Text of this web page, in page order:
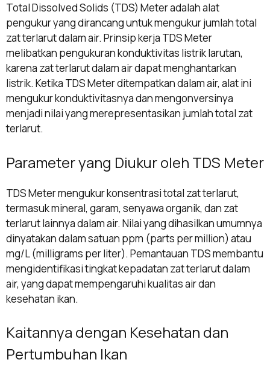
Total Dissolved Solids (TDS) Meter adalah alat
pengukur yang dirancang untuk mengukur jumlah total
zat terlarut dalam air. Prinsip kerja TDS Meter
melibatkan pengukuran konduktivitas listrik larutan,
karena zat terlarut dalam air dapat menghantarkan
listrik. Ketika TDS Meter ditempatkan dalam air, alat ini
mengukur konduktivitasnya dan mengonversinya
menjadi nilai yang merepresentasikan jumlah total zat
terlarut.
Parameter yang Diukur oleh TDS Meter
TDS Meter mengukur konsentrasi total zat terlarut,
termasuk mineral, garam, senyawa organik, dan zat
terlarut lainnya dalam air. Nilai yang dihasilkan umumnya
dinyatakan dalam satuan ppm (parts per million) atau
mg/L (milligrams per liter). Pemantauan TDS membantu
mengidentifikasi tingkat kepadatan zat terlarut dalam
air, yang dapat mempengaruhi kualitas air dan
kesehatan ikan.
Kaitannya dengan Kesehatan dan
Pertumbuhan Ikan